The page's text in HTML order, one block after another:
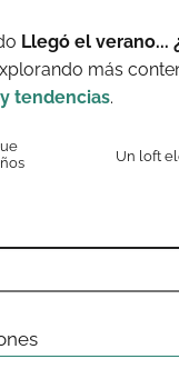
Llegó el verano...
más
tendencias.
Un loft